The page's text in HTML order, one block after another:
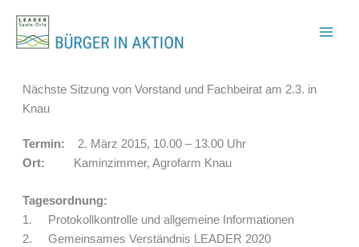
Inhalt
springen
Nächste Sitzung von Vorstand und Fachbeirat am 2.3. in
Knau
Termin: 2. März 2015, 10.00 – 13.00 Uhr
Ort: Kaminzimmer, Agrofarm Knau
Tagesordnung:
1. Protokollkontrolle und allgemeine Informationen
2. Gemeinsames Verständnis LEADER 2020